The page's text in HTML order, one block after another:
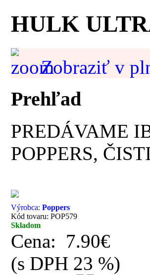
HULK
Zobraziť v
Prehľad
PREDÁVAME
POPPERS,
Výrobca:Poppers
Kód tovaru: POP579
Skladom
Cena: 7.90€
(s DPH 23 %)